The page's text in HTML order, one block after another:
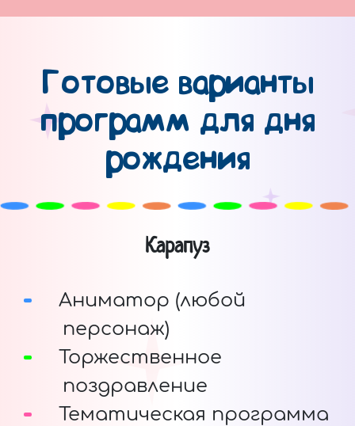
Готовые варианты
программ для дня
рождения
Карапуз
Аниматор (любой
персонаж)
Торжественное
поздравление
Тематическая программа